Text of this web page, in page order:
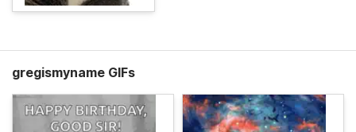
gregismyname GIFs